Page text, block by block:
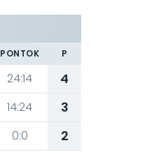
PONTOK P
24:14
4
14:24
3
0:0 2